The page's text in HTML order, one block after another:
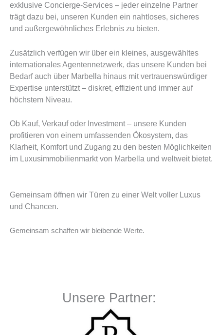
exklusive Concierge-Services – jeder einzelne Partner
trägt dazu bei, unseren Kunden ein nahtloses, sicheres
und außergewöhnliches Erlebnis zu bieten.
Zusätzlich verfügen wir über ein kleines, ausgewähltes
internationales Agentennetzwerk, das unsere Kunden bei
Bedarf auch über Marbella hinaus mit vertrauenswürdiger
Expertise unterstützt – diskret, effizient und immer auf
höchstem Niveau.
Ob Kauf, Verkauf oder Investment – unsere Kunden
profitieren von einem umfassenden Ökosystem, das
Klarheit, Komfort und Zugang zu den besten Möglichkeiten
im Luxusimmobilienmarkt von Marbella und weltweit bietet.
Gemeinsam öffnen wir Türen zu einer Welt voller Luxus
und Chancen.
Gemeinsam schaffen wir bleibende Werte.
Unsere Partner: